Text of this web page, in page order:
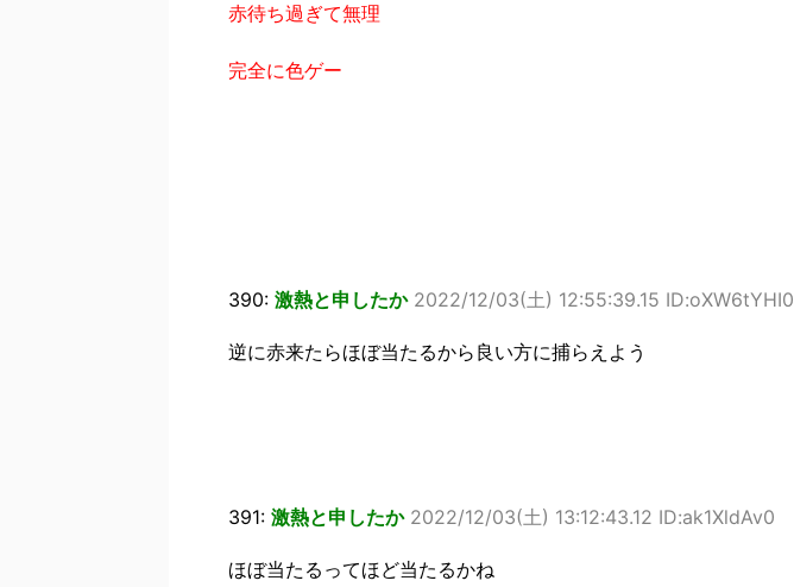
赤待ち過ぎて無理
完全に色ゲー
390: 激熱と申したか 2022/12/03(土) 12:55:39.15 ID:oXW6tYHI0
逆に赤来たらほぼ当たるから良い方に捕らえよう
391: 激熱と申したか 2022/12/03(土) 13:12:43.12 ID:ak1XldAv0
ほぼ当たるってほど当たるかね